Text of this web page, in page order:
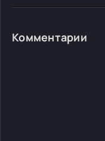
Комментарии